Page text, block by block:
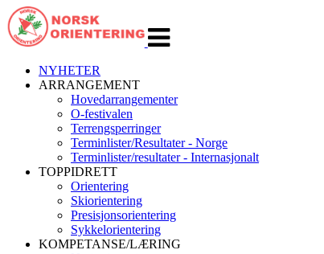
navigasjon
NYHETER
ARRANGEMENT
Hovedarrangementer
O-festivalen
Terrengsperringer
Terminlister/Resultater - Norge
Terminlister/resultater - Internasjonalt
TOPPIDRETT
Orientering
Skiorientering
Presisjonsorientering
Sykkelorientering
KOMPETANSE/LÆRING